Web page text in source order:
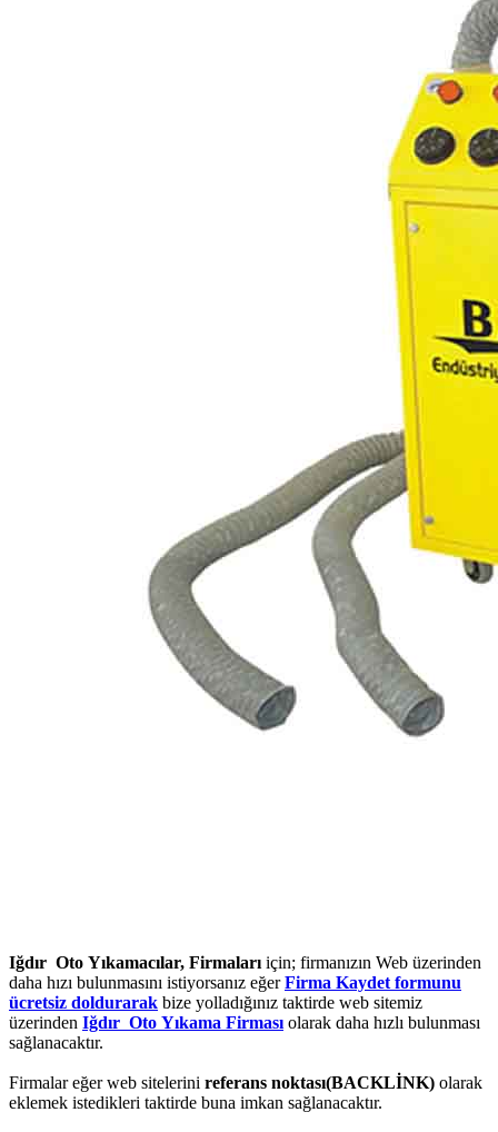
Iğdır Oto Yıkamacılar, Firmalarıiçin; firmanızın Web üzerinden
daha hızı bulunmasını istiyorsanız eğerFirma Kaydet formunu
ücretsiz doldurarak bize yolladığınız taktirde web sitemiz
üzerinden Iğdır Oto Yıkama Firmasıolarak daha hızlı bulunması
sağlanacaktır.
Firmalar eğer web sitelerini referans noktası(BACKLİNK) olarak
eklemek istedikleri taktirde buna imkan sağlanacaktır.